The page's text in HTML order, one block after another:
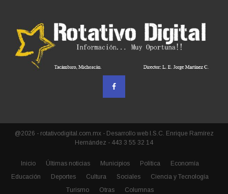
@2026 - rotativodigital.com.mx - Desarrollo web I.S.C. Enrique Ramírez
Hernández - 443 3 55 32 14
Inicio Últimas noticias Municipios Política
Economía
Educación
Deportes Cultura Sociales
Ciencia y Tecnología
Turismo
Otras Columnas